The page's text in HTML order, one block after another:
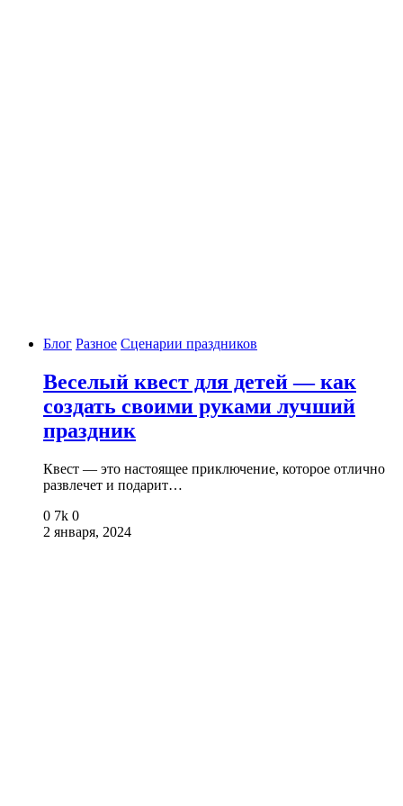
Блог Разное Сценарии праздников
Веселый квест для детей — как
создать своими руками лучший
праздник
Квест — это настоящее приключение, которое отлично
развлечет и подарит…
0 7k 0
2 января, 2024